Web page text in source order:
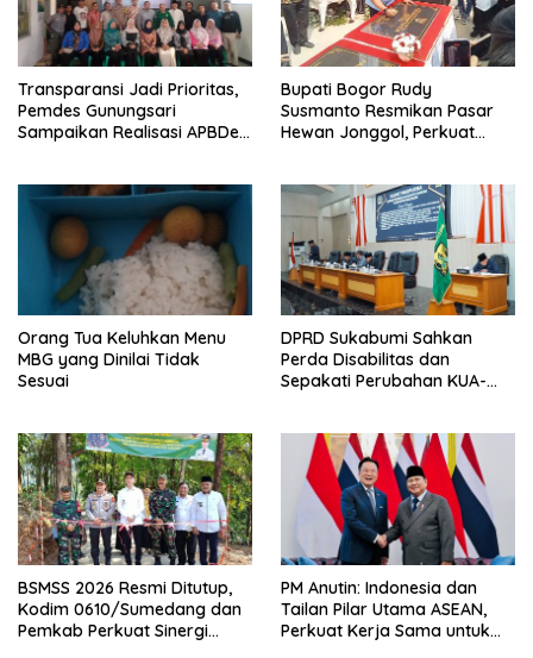
Transparansi Jadi Prioritas,
Pemdes Gunungsari
Sampaikan Realisasi APBDes
Bupati Bogor Rudy
Susmanto Resmikan Pasar
Hewan Jonggol, Perkuat
Orang Tua Keluhkan Menu
MBG yang Dinilai Tidak
Sesuai
DPRD Sukabumi Sahkan
Perda Disabilitas dan
Sepakati Perubahan KUA-
BSMSS 2026 Resmi Ditutup,
Kodim 0610/Sumedang dan
Pemkab Perkuat Sinergi
PM Anutin: Indonesia dan
Tailan Pilar Utama ASEAN,
Perkuat Kerja Sama untuk